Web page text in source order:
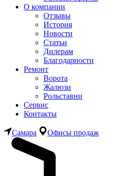
О компании
Отзывы
История
Новости
Статьи
Дилерам
Благодарности
Ремонт
Ворота
Жалюзи
Рольставни
Сервис
Контакты
Самара Офисы продаж